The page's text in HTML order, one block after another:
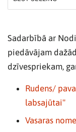
Sadarbībā ar
piedāvājam
dzīvespriekam,
Rudens/
labsajūtai"
Vasaras